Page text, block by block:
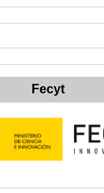
Fecyt